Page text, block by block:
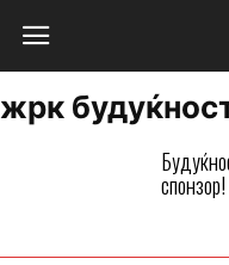
жрк
спонзор!